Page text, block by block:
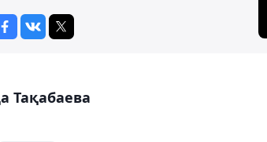
Тақабаева